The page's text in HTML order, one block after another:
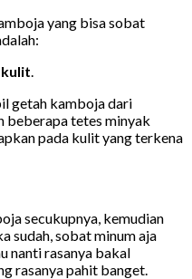
yang bisa sobat
.
getah kamboja dari
beberapa tetes minyak
pada kulit yang terkena
secukupnya, kemudian
sudah, sobat minum aja
nanti rasanya bakal
rasanya pahit banget.